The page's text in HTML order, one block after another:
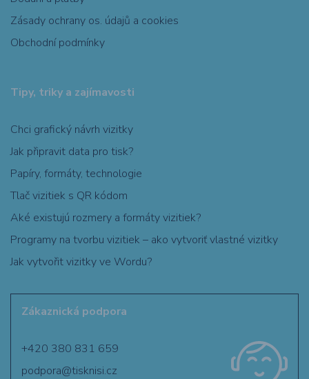
Zásady ochrany os. údajů a cookies
Obchodní podmínky
Tipy, triky a zajímavosti
Chci grafický návrh vizitky
Jak připravit data pro tisk?
Papíry, formáty, technologie
Tlač vizitiek s QR kódom
Aké existujú rozmery a formáty vizitiek?
Programy na tvorbu vizitiek – ako vytvoriť vlastné vizitky
Jak vytvořit vizitky ve Wordu?
Zákaznická podpora
+420 380 831 659
podpora@tisknisi.cz